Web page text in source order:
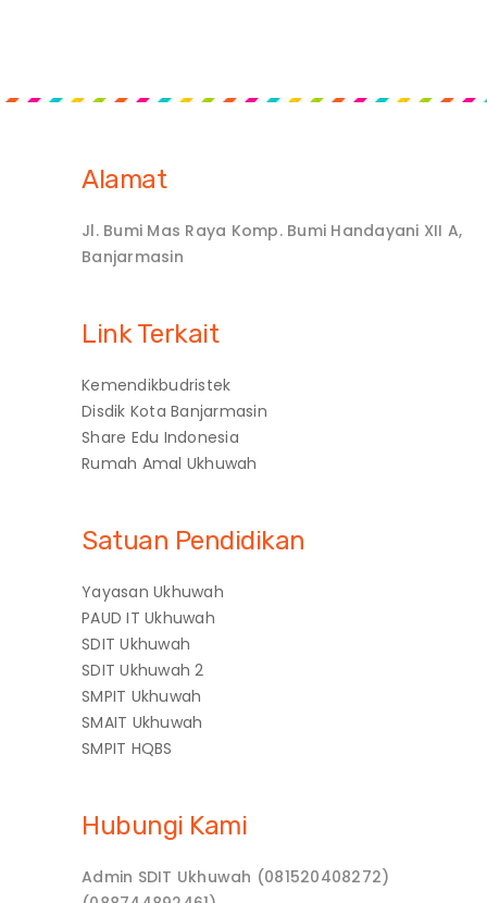
Alamat
Jl. Bumi Mas Raya Komp. Bumi Handayani XII A,
Banjarmasin
Link Terkait
Kemendikbudristek
Disdik Kota Banjarmasin
Share Edu Indonesia
Rumah Amal Ukhuwah
Satuan Pendidikan
Yayasan Ukhuwah
PAUD IT Ukhuwah
SDIT Ukhuwah
SDIT Ukhuwah 2
SMPIT Ukhuwah
SMAIT Ukhuwah
SMPIT HQBS
Hubungi Kami
Admin SDIT Ukhuwah (081520408272)